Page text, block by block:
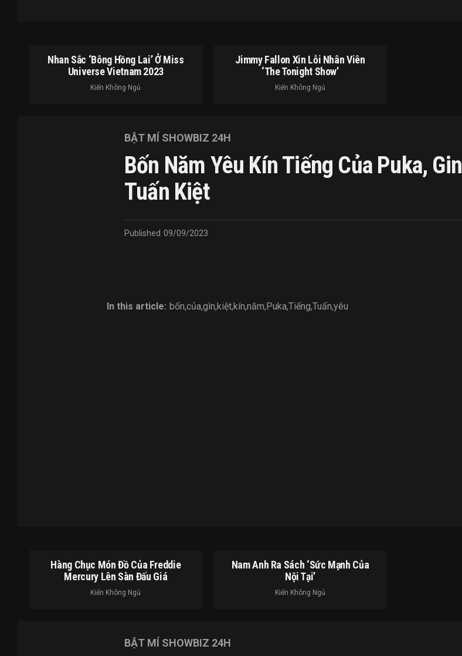
Nhan Sắc ‘bông Hồng Lai’ Ở Miss
Universe Vietnam 2023
Kiến Không Ngủ
Jimmy Fallon Xin Lỗi Nhân Viên
‘The Tonight Show’
Kiến Không Ngủ
BẬT MÍ SHOWBIZ 24H
Bốn Năm Yêu Kín Tiếng Của Puka, Gin
Tuấn Kiệt
Published 09/09/2023
In this article: bốn,của,gìn,kiệt,kín,năm,Puka,Tiếng,Tuấn,yêu
Hàng Chục Món Đồ Của Freddie
Mercury Lên Sàn Đấu Giá
Kiến Không Ngủ
Nam Anh Ra Sách ‘Sức Mạnh Của
Nội Tại’
Kiến Không Ngủ
BẬT MÍ SHOWBIZ 24H